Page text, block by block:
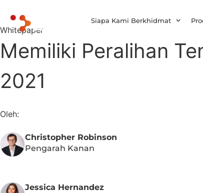
Siapa Kami Berkhidmat
Whitepaper
Memiliki Peralihan
2021
Oleh:
Christopher Robinson
Pengarah Kanan
Jessica Hernandez